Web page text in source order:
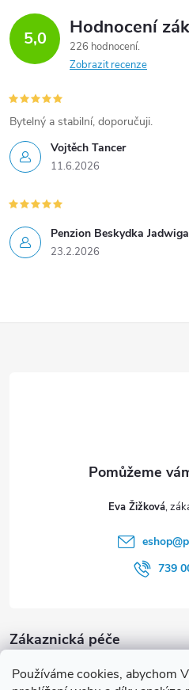
Používáme cookies, abychom
5,0 Hodnocení
226 hodnocení
Zobrazit recenze
Vojtěch Tancer
11.6.2026
Bytelný a stabilní, doporučuji.
Penzion Beskydka
23.2.2026
Zákaznická péče
proRauty.cz
Eva Žižková
eshop@
739